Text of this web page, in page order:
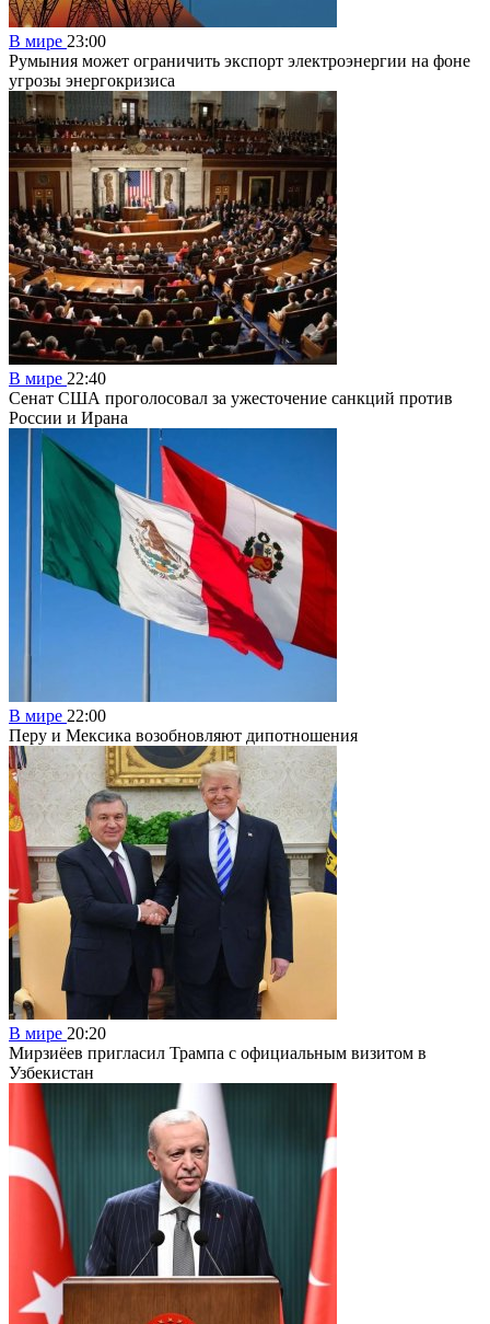
В мире 23:00
Румыния может ограничить экспорт электроэнергии на фоне
угрозы энергокризиса
В мире 22:40
Сенат США проголосовал за ужесточение санкций против
России и Ирана
В мире 22:00
Перу и Мексика возобновляют дипотношения
В мире 20:20
Мирзиёев пригласил Трампа с официальным визитом в
Узбекистан